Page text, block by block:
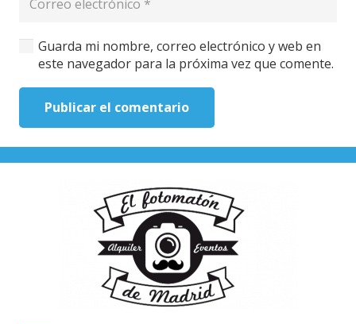
Guarda mi nombre, correo electrónico y web en
este navegador para la próxima vez que comente.
Publicar el comentario